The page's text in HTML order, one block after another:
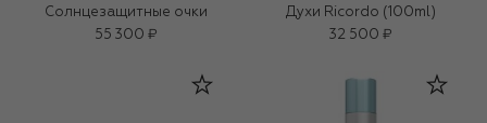
Солнцезащитные очки
55 300 ₽
Духи Ricordo (100ml)
32 500 ₽